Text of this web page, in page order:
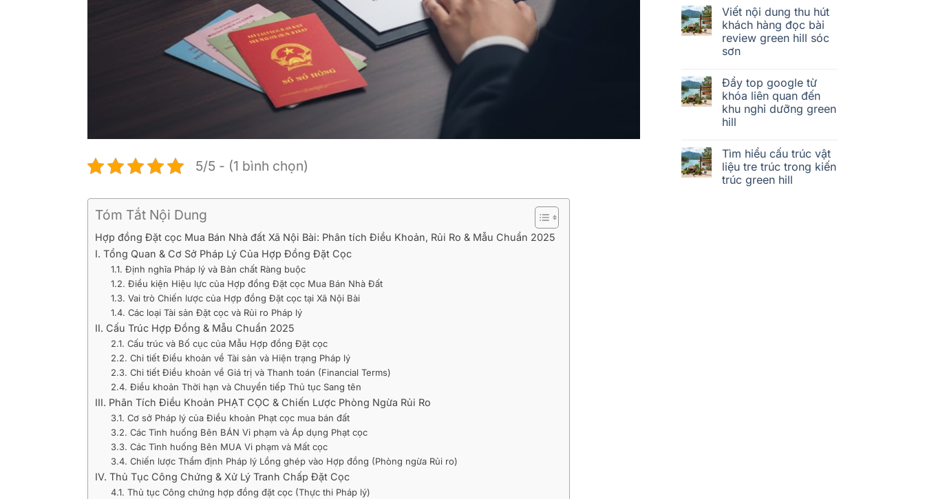
5/5 - (1 bình chọn)
Tóm Tắt Nội Dung
Hợp đồng Đặt cọc Mua Bán Nhà đất Xã Nội Bài: Phân tích Điều Khoản, Rủi Ro & Mẫu Chuẩn 2025
I. Tổng Quan & Cơ Sở Pháp Lý Của Hợp Đồng Đặt Cọc
1.1. Định nghĩa Pháp lý và Bản chất Ràng buộc
1.2. Điều kiện Hiệu lực của Hợp đồng Đặt cọc Mua Bán Nhà Đất
1.3. Vai trò Chiến lược của Hợp đồng Đặt cọc tại Xã Nội Bài
1.4. Các loại Tài sản Đặt cọc và Rủi ro Pháp lý
II. Cấu Trúc Hợp Đồng & Mẫu Chuẩn 2025
2.1. Cấu trúc và Bố cục của Mẫu Hợp đồng Đặt cọc
2.2. Chi tiết Điều khoản về Tài sản và Hiện trạng Pháp lý
2.3. Chi tiết Điều khoản về Giá trị và Thanh toán (Financial Terms)
2.4. Điều khoản Thời hạn và Chuyển tiếp Thủ tục Sang tên
III. Phân Tích Điều Khoản PHẠT CỌC & Chiến Lược Phòng Ngừa Rủi Ro
3.1. Cơ sở Pháp lý của Điều khoản Phạt cọc mua bán đất
3.2. Các Tình huống Bên BÁN Vi phạm và Áp dụng Phạt cọc
3.3. Các Tình huống Bên MUA Vi phạm và Mất cọc
3.4. Chiến lược Thẩm định Pháp lý Lồng ghép vào Hợp đồng (Phòng ngừa Rủi ro)
IV. Thủ Tục Công Chứng & Xử Lý Tranh Chấp Đặt Cọc
4.1. Thủ tục Công chứng hợp đồng đặt cọc (Thực thi Pháp lý)
Viết nội dung thu hút
khách hàng đọc bài
review green hill sóc
sơn
Đẩy top google từ
khóa liên quan đến
khu nghỉ dưỡng green
hill
Tìm hiểu cấu trúc vật
liệu tre trúc trong kiến
trúc green hill